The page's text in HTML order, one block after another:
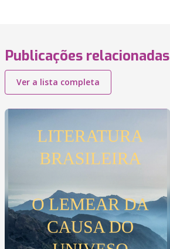
Publicações relacionadas
Ver a lista completa